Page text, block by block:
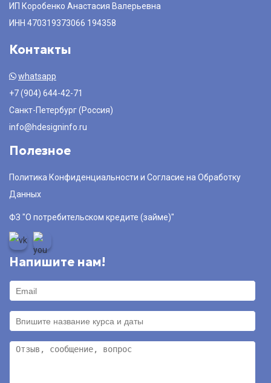
ИП Коробенко Анастасия Валерьевна
ИНН 470319373066 194358
Контакты
whatsapp
+7 (904) 644-42-71
Санкт-Петербург (Россия)
info@hdesigninfo.ru
Полезное
Политика Конфиденциальности и Согласие на Обработку
Данных
ФЗ "О потребительском кредите (займе)"
Напишите нам!